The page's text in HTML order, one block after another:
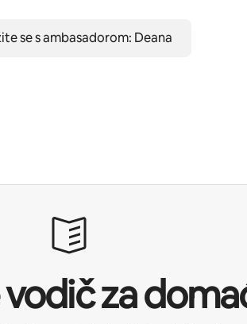
se s ambasadorom: Deana
za